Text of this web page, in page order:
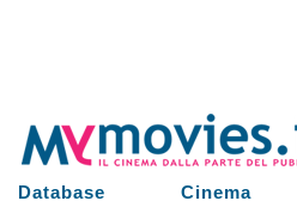
Database Cinema